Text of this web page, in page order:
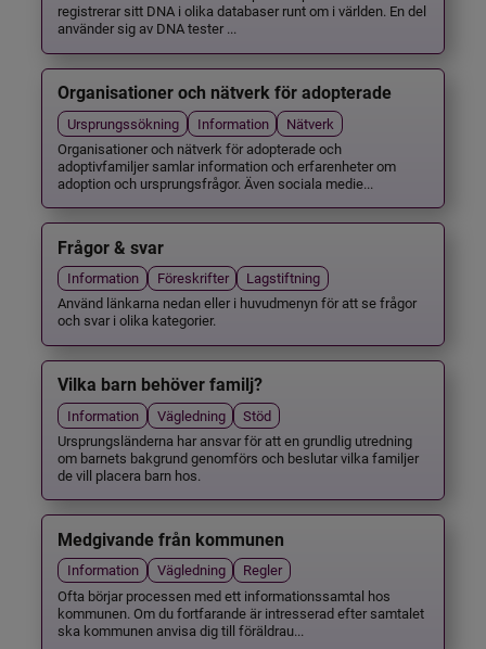
registrerar sitt DNA i olika databaser runt om i världen. En del
använder sig av DNA tester ...
Organisationer och nätverk för adopterade
Ursprungssökning Information
Nätverk
Organisationer och nätverk för adopterade och
adoptivfamiljer samlar information och erfarenheter om
adoption och ursprungsfrågor. Även sociala medie...
Frågor & svar
Information Föreskrifter
Lagstiftning
Använd länkarna nedan eller i huvudmenyn för att se frågor
och svar i olika kategorier.
Vilka barn behöver familj?
Information Vägledning
Stöd
Ursprungsländerna har ansvar för att en grundlig utredning
om barnets bakgrund genomförs och beslutar vilka familjer
de vill placera barn hos.
Medgivande från kommunen
Information Vägledning
Regler
Ofta börjar processen med ett informationssamtal hos
kommunen. Om du fortfarande är intresserad efter samtalet
ska kommunen anvisa dig till föräldrau...